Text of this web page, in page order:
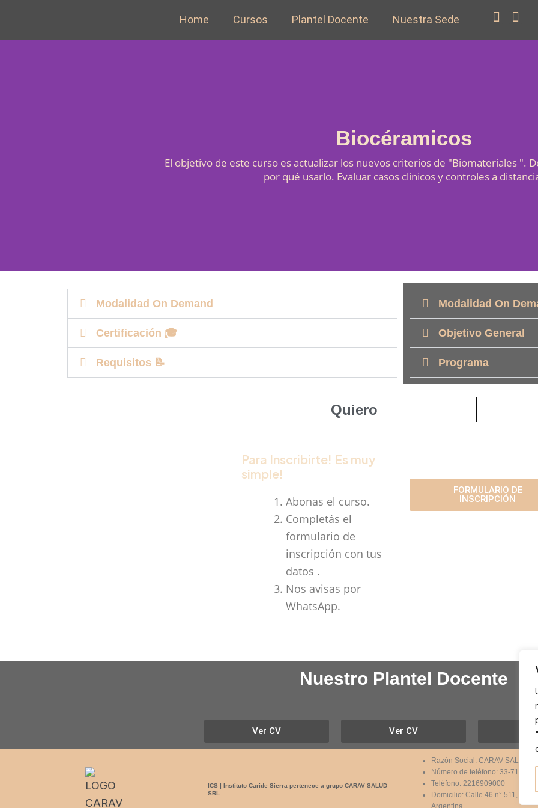
contenido
Home Cursos Plantel Docente Nuestra Sede
F
c
I
s
Biocéramicos
El objetivo de este curso es actualizar los nuevos criterios de "Biomateriales ".
por qué usarlo. Evaluar casos clínicos y controles a
Modalidad On Demand
Certificación 🎓
Requisitos 📝
Modalidad On
Objetivo General
Programa
Quiero
Para Inscribirte! Es muy
simple!
Abonas el curso.
Completás el
formulario de
inscripción con tus
datos .
Nos avisas por
WhatsApp.
FORMULARIO DE
INSCRIPCIÓN
Nuestro Plantel Docente
Ver CV Ver CV
ICS | Instituto Caride Sierra pertenece a grupo CARAV SALUD
SRL
Razón Social: CARAV SALUD
Número de teléfono: 33-
Teléfono: 2216909000
Domicilio: Calle 46 n° 511, la
Argentina